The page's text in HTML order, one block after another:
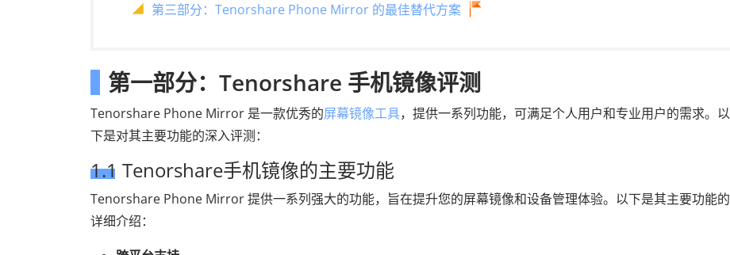
第三部分：Tenorshare Phone Mirror 的最佳替代方案
第一部分：Tenorshare 手机镜像评测
Tenorshare Phone Mirror 是一款优秀的屏幕镜像工具，提供一系列功能，可满足个人用户和专业用户的需求。以
下是对其主要功能的深入评测：
1.1 Tenorshare手机镜像的主要功能
Tenorshare Phone Mirror 提供一系列强大的功能，旨在提升您的屏幕镜像和设备管理体验。以下是其主要功能的
详细介绍：